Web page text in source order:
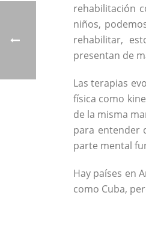
rehabilitación
niños,
rehabilitar,
presentan de
Las terapias
física como
de la misma
para entender
parte mental
Hay países en
como Cuba,